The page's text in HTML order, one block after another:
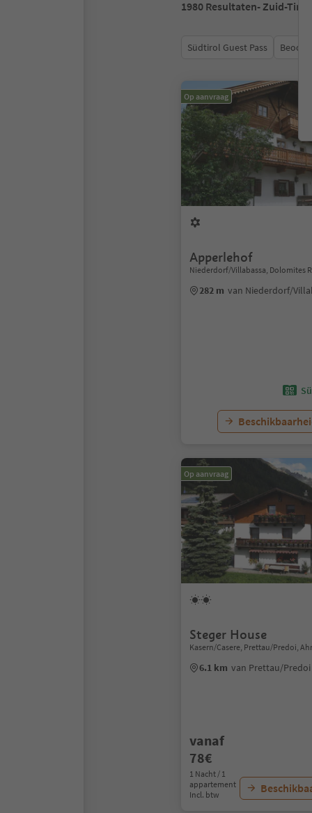
1980 Resultaten- Zuid-Tirol
Südtirol Guest Pass
Op aanvraag
Apperlehof
Niederdorf/Villabassa, Dolomites
282 m van Niederdorf/
Op aanvraag
Steger House
Kasern/Casere, Prettau/Predoi,
6.1 km van Prettau/
vanaf
78€
1 Nacht / 1
appartement
Incl. btw